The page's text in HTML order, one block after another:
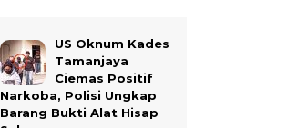
US Oknum Kades
Tamanjaya
Ciemas Positif
Narkoba, Polisi Ungkap
Barang Bukti Alat Hisap